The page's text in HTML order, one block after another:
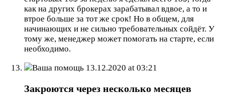
как на других брокерах зарабатывал вдвое, а то и
втрое больше за тот же срок! Но в общем, для
начинающих и не сильно требовательных сойдёт. У
тому же, менеджер может помогать на старте, если
необходимо.
Ваша помощь 13.12.2020 at 03:21
Закроются через несколько месяцев